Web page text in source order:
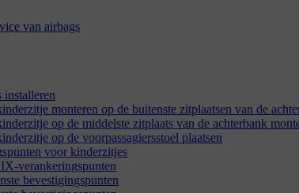
van airbags
installeren
monteren op de buitenste zitplaatsen van de
op de middelste zitplaats van de achterbank
op de voorpassagiersstoel plaatsen
voor kinderzitjes
verankeringspunten
bevestigingspunten